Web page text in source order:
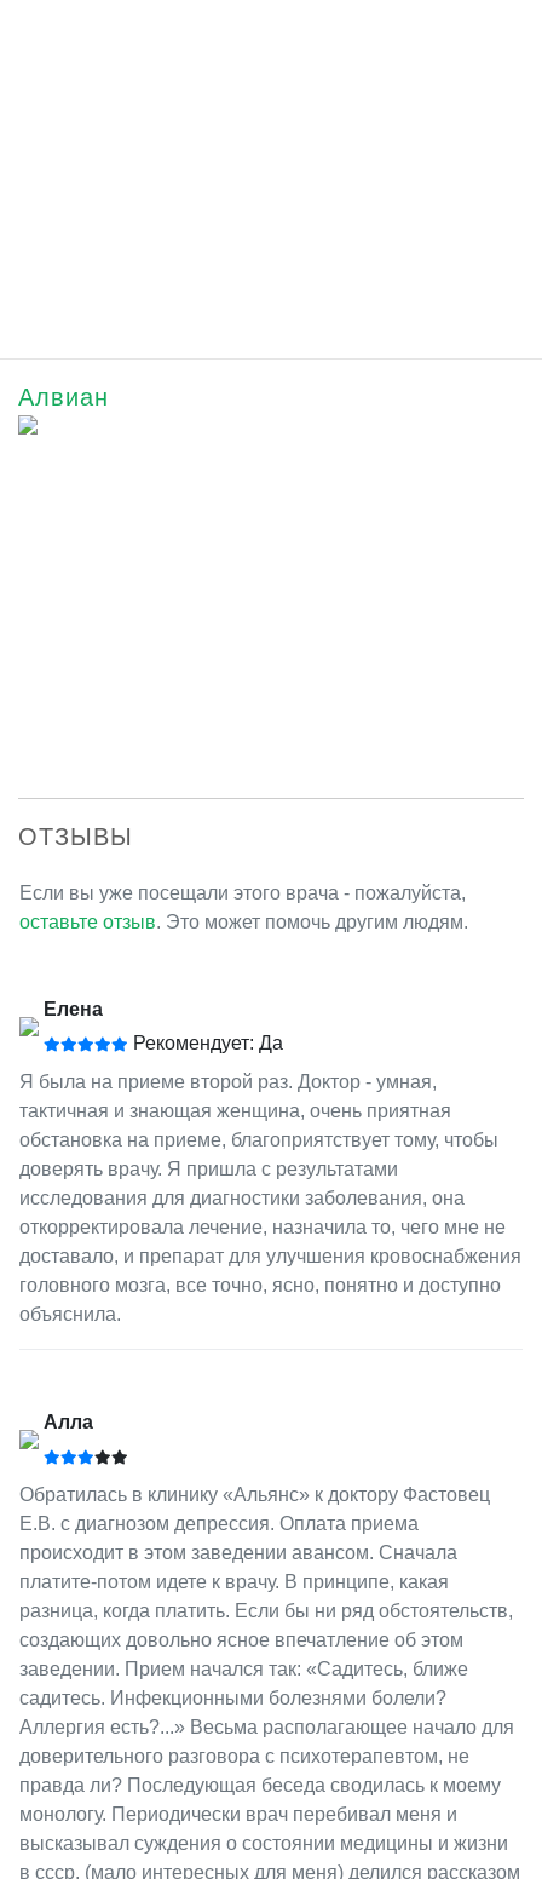
Алвиан
ОТЗЫВЫ
Если вы уже посещали этого врача - пожалуйста,
оставьте отзыв. Это может помочь другим людям.
Елена
Рекомендует: Да
Я была на приеме второй раз. Доктор - умная,
тактичная и знающая женщина, очень приятная
обстановка на приеме, благоприятствует тому, чтобы
доверять врачу. Я пришла с результатами
исследования для диагностики заболевания, она
откорректировала лечение, назначила то, чего мне не
доставало, и препарат для улучшения кровоснабжения
головного мозга, все точно, ясно, понятно и доступно
объяснила.
Алла
Обратилась в клинику «Альянс» к доктору Фастовец
Е.В. с диагнозом депрессия. Оплата приема
происходит в этом заведении авансом. Сначала
платите-потом идете к врачу. В принципе, какая
разница, когда платить. Если бы ни ряд обстоятельств,
создающих довольно ясное впечатление об этом
заведении. Прием начался так: «Садитесь, ближе
садитесь. Инфекционными болезнями болели?
Аллергия есть?...» Весьма располагающее начало для
доверительного разговора с психотерапевтом, не
правда ли? Последующая беседа сводилась к моему
монологу. Периодически врач перебивал меня и
высказывал суждения о состоянии медицины и жизни
в ссср, (мало интересных для меня) делился рассказом